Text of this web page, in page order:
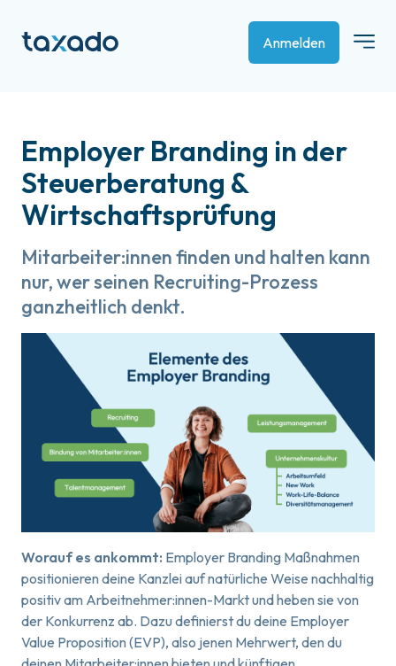
Anmelden
Employer Branding in der
Steuerberatung &
Wirtschaftsprüfung
Mitarbeiter:innen finden und halten kann
nur, wer seinen Recruiting-Prozess
ganzheitlich denkt.
Worauf es ankommt: Employer Branding Maßnahmen
positionieren deine Kanzlei auf natürliche Weise nachhaltig
positiv am Arbeitnehmer:innen-Markt und heben sie von
der Konkurrenz ab. Dazu definierst du deine Employer
Value Proposition (EVP), also jenen Mehrwert, den du